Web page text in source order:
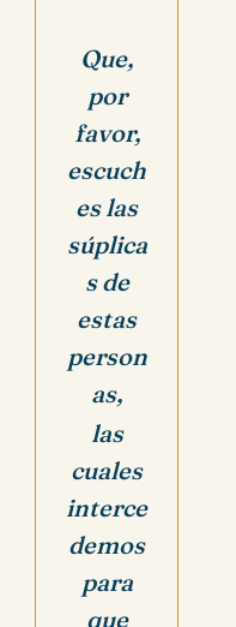
Que,
por
favor,
escuch
es las
súplica
s de
estas
person
as,
las
cuales
interce
demos
para
que